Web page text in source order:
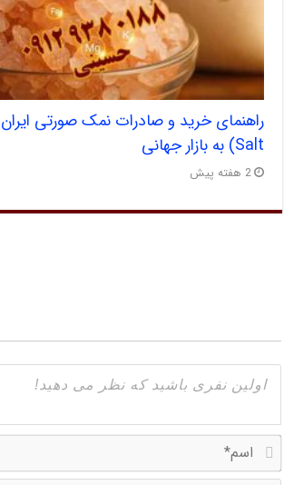
Salt) به بازار جهانی
2 هفته پیش